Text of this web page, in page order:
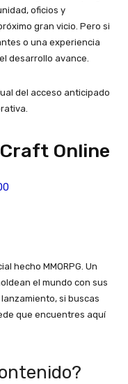
oficios y
gran vicio. Pero si
o una experiencia
desarrollo avance.
del acceso anticipado
Online
hecho MMORPG. Un
el mundo con sus
si buscas
que encuentres aquí